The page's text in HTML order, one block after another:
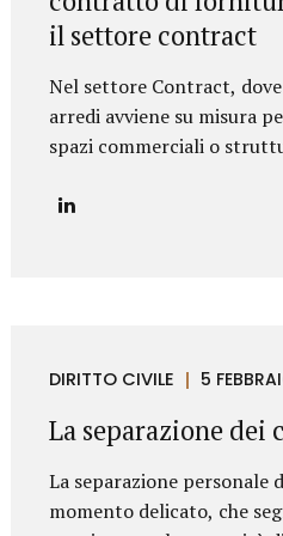
che ne delineano l’ambito
l’assetto sinallagmatico. Le
Cardine di un Contratto di
Marchio Un contratto di
bilanciato deve...
il settore contract
Nel settore Contract,
arredi avviene su misura
spazi commerciali o
buona riuscita del
nella redazione di
segnaliamo di seguito le
dovrebbero mai mancare
fornitura arredi in ambito
Oggetto del contratto:
DIRITTO CIVILE 5
La separazione dei
La separazione personale
momento delicato, che